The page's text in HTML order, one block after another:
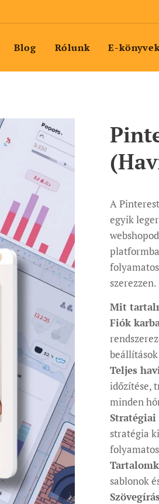
Blog Rólunk E-
A
egyik
szerezzen.
Mit
Fiók
beállítások
Teljes
időzítése,
minden
stratégia
sablonok